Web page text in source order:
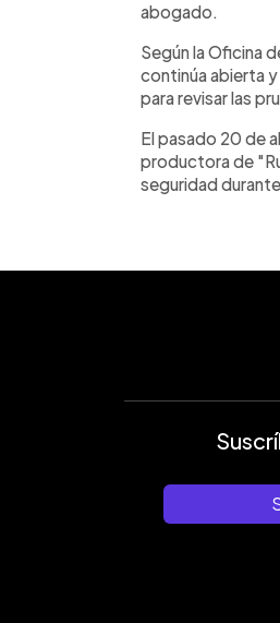
abogado.
Según la Oficina
continúa abierta
para revisar las
El pasado 20 de
productora de
seguridad